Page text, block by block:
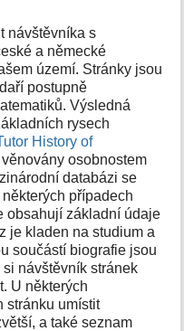
návštěvníka s
a německé
území. Stránky jsou
postupně
Výsledná
rysech
History of
osobnostem
databázi se
případech
obsahují základní údaje
je kladen na studium a
součástí biografie jsou
návštěvník stránek
U některých
stránku umístit
a také seznam